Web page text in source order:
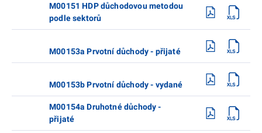
M00151 HDP důchodovou metodou
podle sektorů
M00153a Prvotní důchody - přijaté
M00153b Prvotní důchody - vydané
M00154a Druhotné důchody -
přijaté